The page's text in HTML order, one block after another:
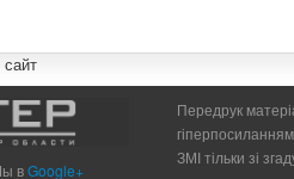
вGoogle+
Передрук
ЗМІ тільки зі